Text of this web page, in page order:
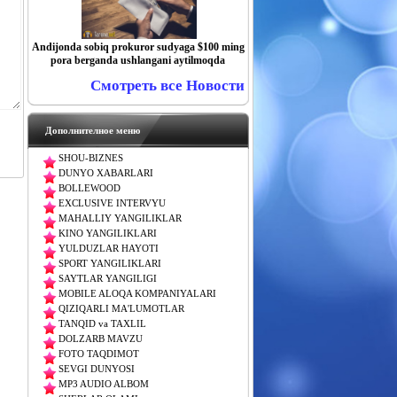
Andijonda sobiq prokuror sudyaga $100 ming
pora berganda ushlangani aytilmoqda
Смотреть все Новости
Дополнителное меню
SHOU-BIZNES
DUNYO XABARLARI
BOLLEWOOD
EXCLUSIVE INTERVYU
MAHALLIY YANGILIKLAR
KINO YANGILIKLARI
YULDUZLAR HAYOTI
SPORT YANGILIKLARI
SAYTLAR YANGILIGI
MOBILE ALOQA KOMPANIYALARI
QIZIQARLI MA'LUMOTLAR
TANQID va TAXLIL
DOLZARB MAVZU
FOTO TAQDIMOT
SEVGI DUNYOSI
MP3 AUDIO ALBOM